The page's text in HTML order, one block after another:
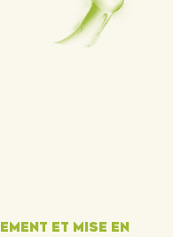
et mise en